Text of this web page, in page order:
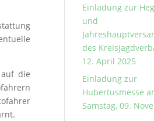
die
Einladung zur
und
des
12. April 2025
Einladung zur
Hubertusmesse
Samstag, 09.